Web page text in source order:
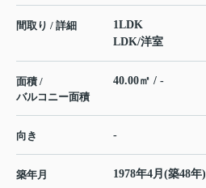
間取り / 詳細
1LDK
LDK/洋室
面積 /
バルコニー面積
40.00㎡ / -
向き -
築年月 1978年4月(築48年)